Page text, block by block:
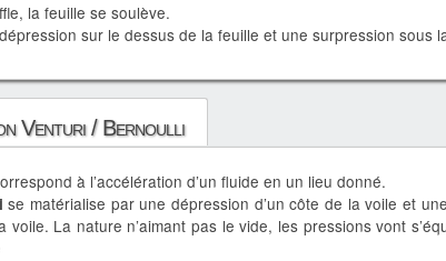
la feuille se soulève.
sur le dessus de la feuille et une surpression sous
Venturi / Bernoulli
à l’accélération d’un fluide en un lieu donné.
se matérialise par une dépression d’un côte de la voile et
voile. La nature n’aimant pas le vide, les pressions vont